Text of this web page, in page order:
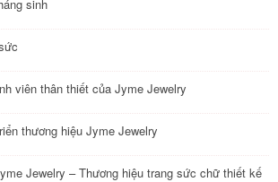
sinh
viên thân thiết của Jyme Jewelry
thương hiệu Jyme Jewelry
Jewelry – Thương hiệu trang sức chữ thiết kế